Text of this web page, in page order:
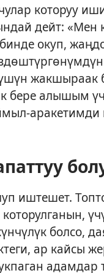
которуу
дейт: «Мен
окуп,
жакшыраак
бере алышым
аракетимди
иштешет.
которулганын,
болсо,
ар кайсы